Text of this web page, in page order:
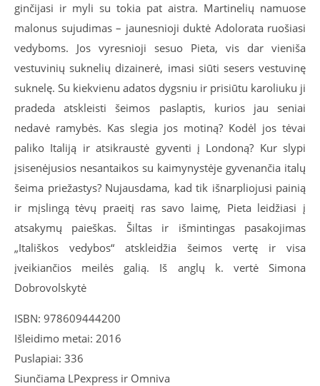
ginčijasi ir myli su tokia pat aistra. Martinelių namuose
malonus sujudimas – jaunesnioji duktė Adolorata ruošiasi
vedyboms. Jos vyresnioji sesuo Pieta, vis dar vieniša
vestuvinių suknelių dizainerė, imasi siūti sesers vestuvinę
suknelę. Su kiekvienu adatos dygsniu ir prisiūtu karoliuku ji
pradeda atskleisti šeimos paslaptis, kurios jau seniai
nedavė ramybės. Kas slegia jos motiną? Kodėl jos tėvai
paliko Italiją ir atsikraustė gyventi į Londoną? Kur slypi
įsisenėjusios nesantaikos su kaimynystėje gyvenančia italų
šeima priežastys? Nujausdama, kad tik išnarpliojusi painią
ir mįslingą tėvų praeitį ras savo laimę, Pieta leidžiasi į
atsakymų paieškas. Šiltas ir išmintingas pasakojimas
„Itališkos vedybos“ atskleidžia šeimos vertę ir visa
įveikiančios meilės galią. Iš anglų k. vertė Simona
Dobrovolskytė
ISBN: 978609444200
Išleidimo metai: 2016
Puslapiai: 336
Siunčiama LPexpress ir Omniva